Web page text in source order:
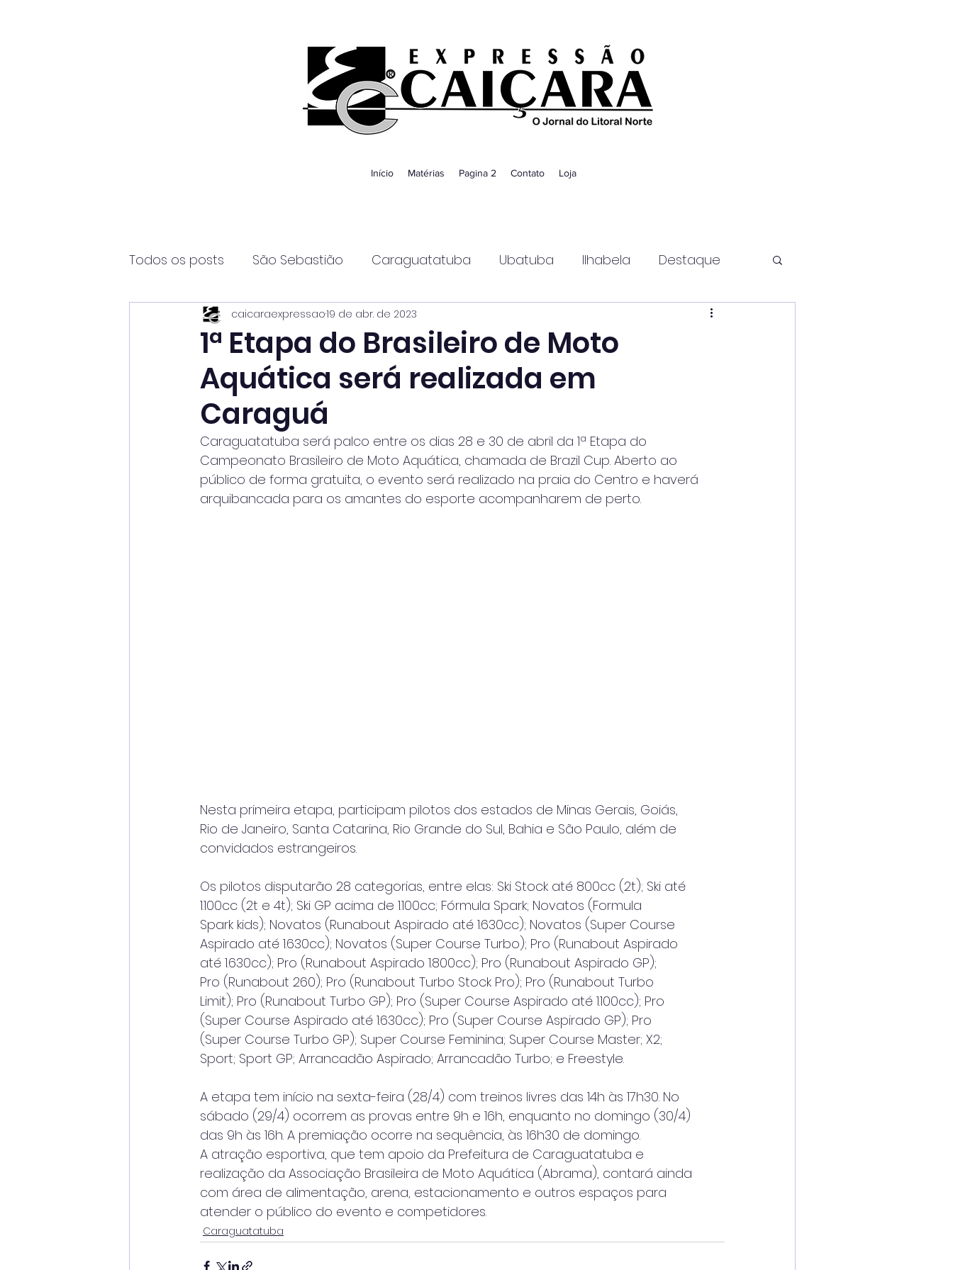
Início Matérias Pagina 2 Contato Loja
Todos os posts São Sebastião Caraguatatuba Ubatuba Ilhabela Destaque
Página2 Itanhaém Guaratinguetá
1ª Etapa do Brasileiro de Moto
Aquática será realizada em
Caraguá
caicaraexpressao19 de abr. de 2023
Caraguatatuba será palco entre os dias 28 e 30 de abril da 1ª Etapa do
Campeonato Brasileiro de Moto Aquática, chamada de Brazil Cup. Aberto ao
público de forma gratuita, o evento será realizado na praia do Centro e haverá
arquibancada para os amantes do esporte acompanharem de perto.
Nesta primeira etapa, participam pilotos dos estados de Minas Gerais, Goiás,
Rio de Janeiro, Santa Catarina, Rio Grande do Sul, Bahia e São Paulo, além de
convidados estrangeiros.
Os pilotos disputarão 28 categorias, entre elas: Ski Stock até 800cc (2t); Ski até
1.100cc (2t e 4t); Ski GP acima de 1.100cc; Fórmula Spark; Novatos (Formula
Spark kids); Novatos (Runabout Aspirado até 1.630cc); Novatos (Super Course
Aspirado até 1.630cc); Novatos (Super Course Turbo); Pro (Runabout Aspirado
até 1.630cc); Pro (Runabout Aspirado 1.800cc); Pro (Runabout Aspirado GP);
Pro (Runabout 260); Pro (Runabout Turbo Stock Pro); Pro (Runabout Turbo
Limit); Pro (Runabout Turbo GP); Pro (Super Course Aspirado até 1.100cc); Pro
(Super Course Aspirado até 1.630cc); Pro (Super Course Aspirado GP); Pro
(Super Course Turbo GP); Super Course Feminina; Super Course Master; X2;
Sport; Sport GP; Arrancadão Aspirado; Arrancadão Turbo; e Freestyle.
A etapa tem início na sexta-feira (28/4) com treinos livres das 14h às 17h30. No
sábado (29/4) ocorrem as provas entre 9h e 16h, enquanto no domingo (30/4)
das 9h às 16h. A premiação ocorre na sequência, às 16h30 de domingo.
A atração esportiva, que tem apoio da Prefeitura de Caraguatatuba e
realização da Associação Brasileira de Moto Aquática (Abrama), contará ainda
com área de alimentação, arena, estacionamento e outros espaços para
atender o público do evento e competidores.
Caraguatatuba